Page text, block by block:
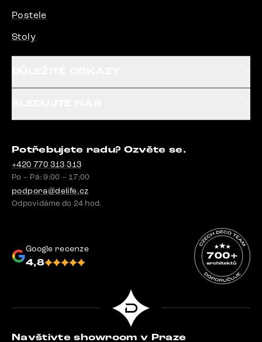
Postele
Stoly
Potřebujete radu? Ozvěte se.
+420 770 313 313
Po – Pá: 9:00 – 17:00
podpora@delife.cz
Odpovídáme do 24 hod.
Google recenze
4,8
Navštivte showroom v Praze